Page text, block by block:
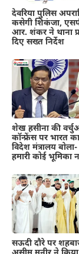
देवरिया पुलिस
कसेगी शिकंजा,
आर. शंकर ने थाना
दिए सख्त निर्देश
शेख हसीना की
कॉन्फ्रेंस पर भारत
विदेश मंत्रालय
हमारी कोई भूमिका
सऊदी दौरे पर